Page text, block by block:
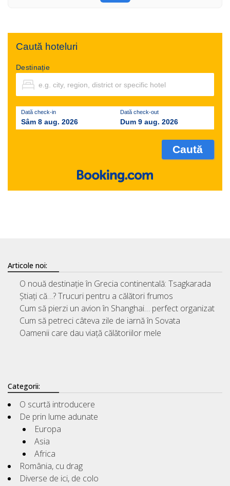
Caută hoteluri
Destinație
Dată check-in
Sâm 8 aug. 2026
Dată check-out
Dum 9 aug. 2026
Articole noi:
O nouă destinație în Grecia continentală: Tsagkarada
Știați că…? Trucuri pentru a călători frumos
Cum să pierzi un avion în Shanghai… perfect organizat
Cum să petreci câteva zile de iarnă în Sovata
Oamenii care dau viață călătoriilor mele
Categorii:
O scurtă introducere
De prin lume adunate
Europa
Asia
Africa
România, cu drag
Diverse de ici, de colo